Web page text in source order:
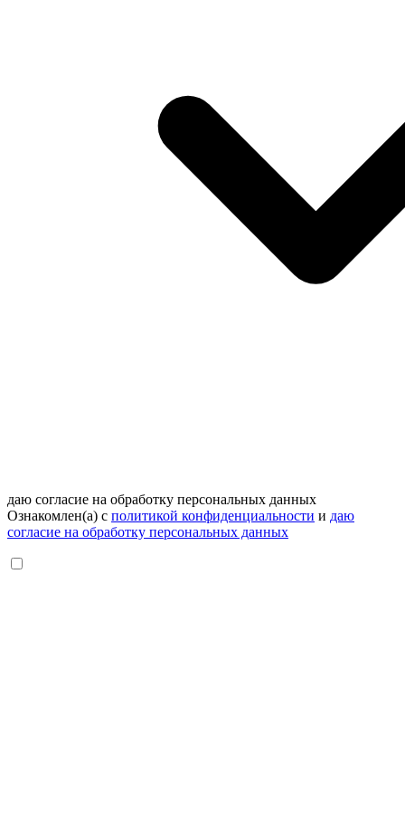
даю согласие на обработку персональных данных
Ознакомлен(а) с политикой конфиденциальности и даю
согласие на обработку персональных данных